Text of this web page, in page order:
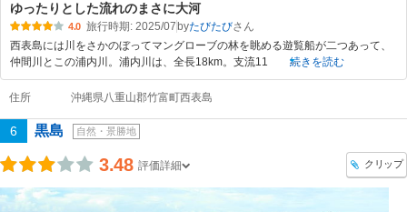
ゆったりとした流れのまさに大河
4.0 旅行時期: 2025/07 byたびたび
西表島には川をさかのぼってマングローブの林を眺める遊覧船が二つあって、
仲間川とこの浦内川。浦内川は、全長18km。支流11
続きを読む
住所 沖縄県八重山郡竹富町西表島
6 黒島 自然・景勝地
3.48 評価詳細 クリップ